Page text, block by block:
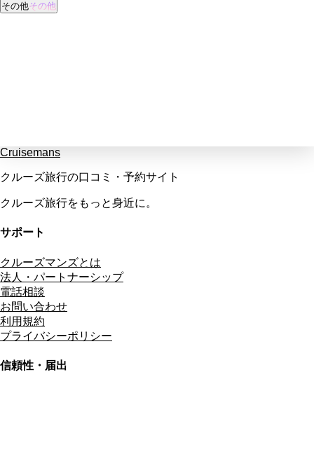
その他その他
Cruisemans
クルーズ旅行の口コミ・予約サイト
クルーズ旅行をもっと身近に。
サポート
クルーズマンズとは
法人・パートナーシップ
電話相談
お問い合わせ
利用規約
プライバシーポリシー
信頼性・届出